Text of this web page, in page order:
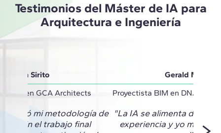
Testimonios del Máster de IA para
Arquitectura e Ingeniería
Vivian Sirito
en GCA Architects
mi metodología de
En el trabajo final
Gerald
Proyectista BIM en DNA
"La IA se alimenta de mi
experiencia y yo me